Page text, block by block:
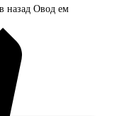
назад Овод ем